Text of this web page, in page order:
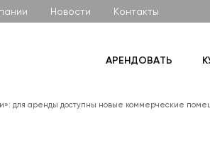
Новости Контакты
АРЕНДОВАТЬ
для аренды доступны новые коммерческие